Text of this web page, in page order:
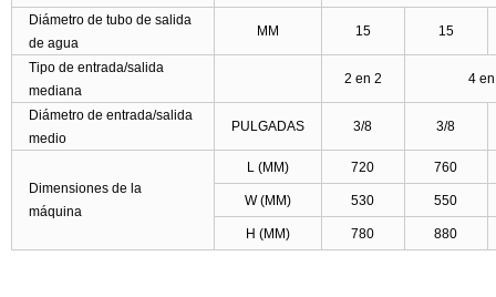
Diámetro de tubo de salida
de agua
MM 15 15
Tipo de entrada/salida
mediana
2 en 2 4
Diámetro de entrada/salida
medio
PULGADAS 3/8 3/8
Dimensiones de la
máquina
L (MM) 720 760
W (MM) 530 550
H (MM) 780 880